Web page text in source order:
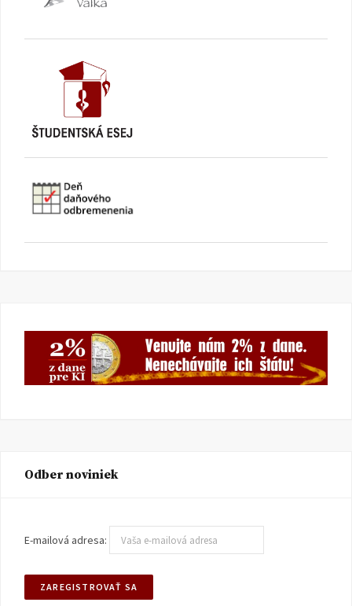
Odber noviniek
E-mailová adresa: